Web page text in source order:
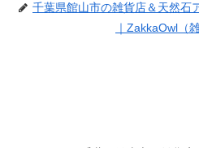
千葉県館山市の雑貨店＆天然石
｜ZakkaOwl（